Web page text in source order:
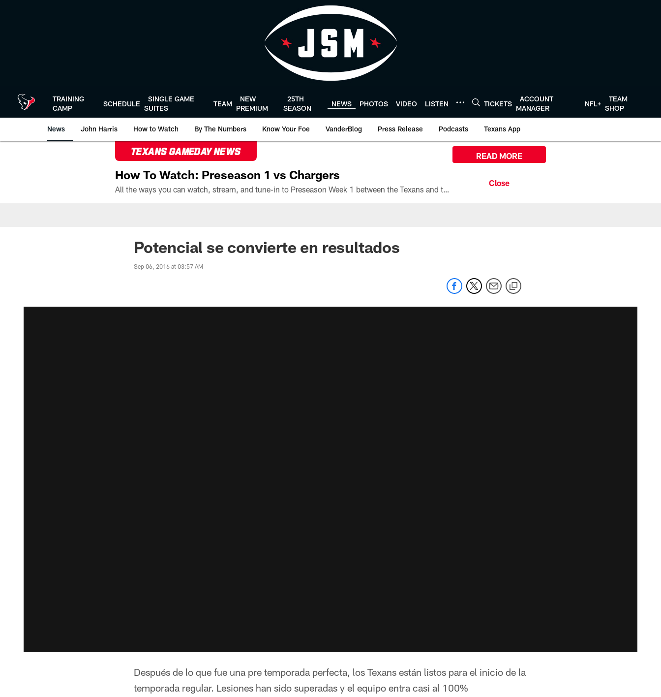
TRAINING
CAMP
SCHEDULE
SINGLE GAME
SUITES
TEAM
NEW
PREMIUM
25TH
SEASON
NEWS PHOTOS VIDEO LISTEN TICKETS
ACCOUNT
MANAGER
NFL+
TEAM
SHOP
News John Harris How to Watch By The Numbers Know Your Foe VanderBlog Press Release Podcasts Texans App
TEXANS GAMEDAY NEWS
How To Watch: Preseason 1 vs Chargers
All the ways you can watch, stream, and tune-in to Preseason Week 1 between the Texans and the Los Angeles Chargers at Reliant Stadium on August 13.
READ MORE
Potencial se convierte en resultados
Sep 06, 2016 at 03:57 AM
Después de lo que fue una pre temporada perfecta, los Texans están listos para el inicio de la
temporada regular. Lesiones han sido superadas y el equipo entra casi al 100%